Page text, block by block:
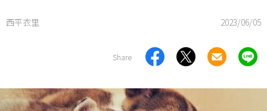
西平衣里 2023/06/05
Share